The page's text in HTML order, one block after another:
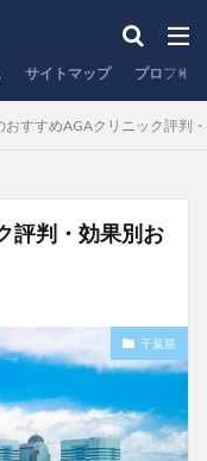
サイトマップ プロフィ
おすすめAGAクリニック評判
評判・効果別お
千葉県